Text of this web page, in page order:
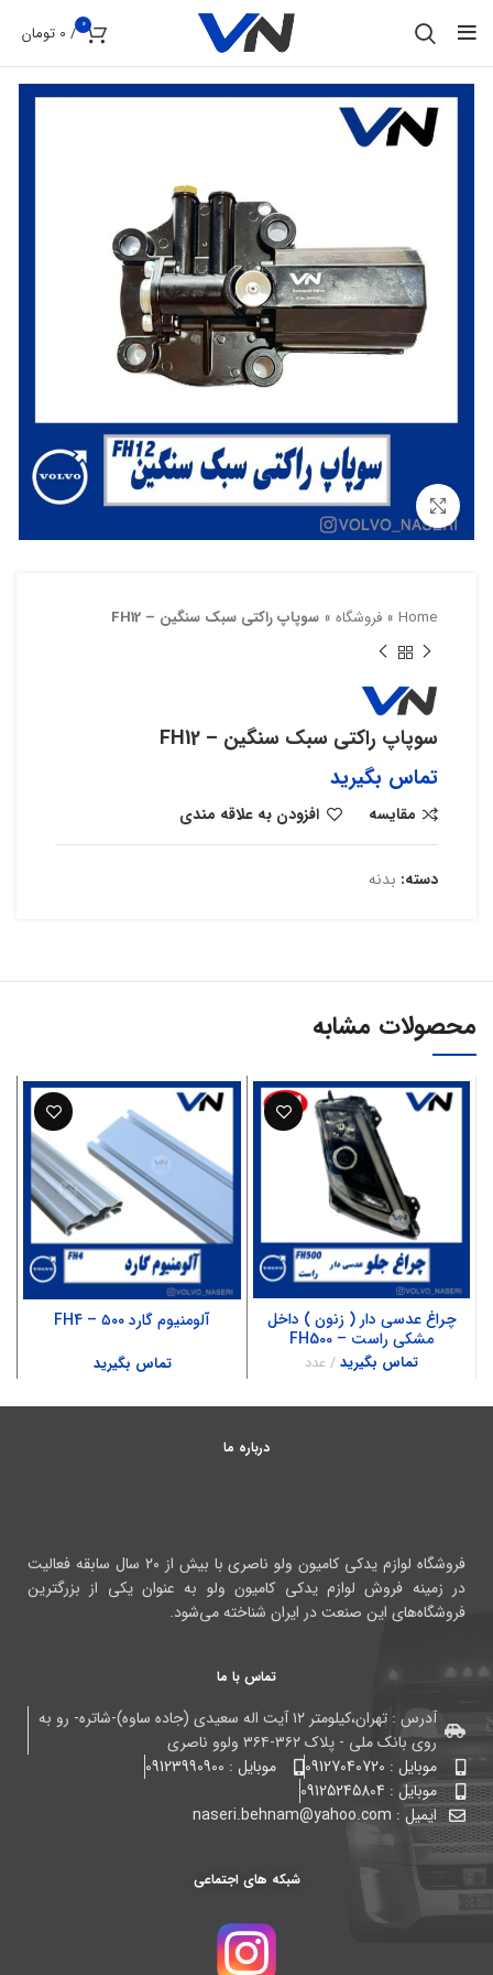
0
/
0 تومان
بزرگنمایی تصویر
Home
» فروشگاه » سوپاپ راکتی سبک سنگین – FH12
سوپاپ راکتی سبک سنگین – FH12
تماس بگیرید
مقایسه افزودن به علاقه مندی
دسته: بدنه
محصولات مشابه
چراغ عدسی دار ( زنون ) داخل
مشکی راست – FH500
تماس بگیرید عدد
آلومنیوم گارد ۵۰۰ – FH4
تماس بگیرید
درباره ما
فروشگاه لوازم یدکی کامیون ولو ناصری با بیش از ۲۰ سال سابقه فعالیت
در زمینه فروش لوازم یدکی کامیون ولو به عنوان یکی از بزرگترین
فروشگاه‌های این صنعت در ایران شناخته می‌شود.
تماس با ما
آدرس : تهران،کیلومتر ۱۲ آیت اله سعیدی (جاده ساوه)-شاتره- رو به
روی بانک ملی - پلاک ۳۶۲-۳۶۴ ولوو ناصری
موبایل : 09127040720
موبایل : 09123990900
موبایل : 09125245804
ایمیل : naseri.behnam@yahoo.com
شبکه های اجتماعی